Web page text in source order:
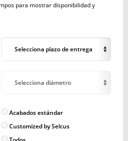
para mostrar disponibilidad y
Selecciona plazo de entrega
Selecciona diámetro
Acabados estándar
Customized by Selcus